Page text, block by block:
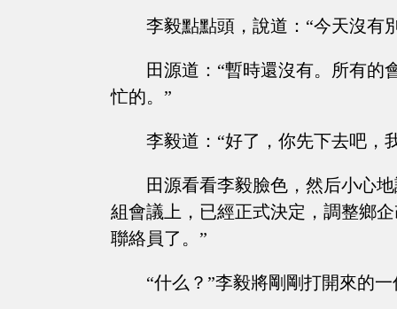
李毅點點頭，說道：“今天沒有
田源道：“暫時還沒有。所有的
忙的。”
李毅道：“好了，你先下去吧，
田源看看李毅臉色，然后小心
組會議上，已經正式決定，調整鄉
聯絡員了。”
“什么？”李毅將剛剛打開來的